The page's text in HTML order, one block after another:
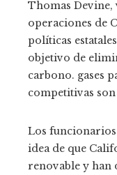
Thomas Devine,
operaciones de
políticas
objetivo de
carbono. gases
competitivas
Los funcionarios
idea de que
renovable y han